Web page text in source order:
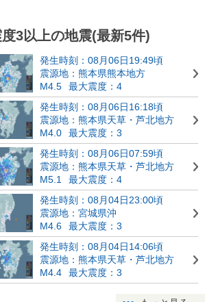
度3以上の地震(最新5件)
発生時刻：08月06日19:49頃
震源地：熊本県熊本地方
M4.5
最大震度：4
発生時刻：08月06日16:18頃
震源地：熊本県天草・芦北地方
M4.0
最大震度：3
発生時刻：08月06日07:59頃
震源地：熊本県天草・芦北地方
M5.1
最大震度：4
発生時刻：08月04日23:00頃
震源地：宮城県沖
M4.6
最大震度：3
発生時刻：08月04日14:06頃
震源地：熊本県天草・芦北地方
M4.4
最大震度：3